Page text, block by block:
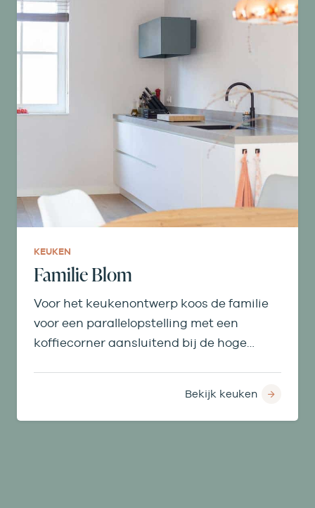
KEUKEN
Familie Blom
Voor het keukenontwerp koos de familie
voor een parallelopstelling met een
koffiecorner aansluitend bij de hoge
Bekijk keuken